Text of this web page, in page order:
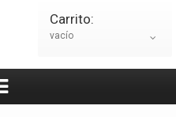
Carrito:
vacío